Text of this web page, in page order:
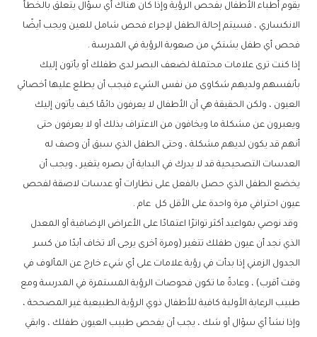
يقوم أطباء الأطفال بفحص الرؤية وإذا كان هناك أي سؤال يتعلق بالخطأ
الانكساري ، فسيتم إحالة الطفل لإجراء فحص شامل للعين ويجب أيضًا
فحص أي طفل يشتكي من صعوبة الرؤية في المدرسة .
إذا كنت ترى علامات محتملة لضعف البصر لدى طفلك أو يأتون إليك
بأنفسهم ولديهم شكاوى من نفس الشيء فيجب أن يطلع عليها أخصائي
العيون ، ولكن الحقيقة هي أن الأطفال لا يعرفون دائمًا كيف يأتون إليك
ويعبرون عن مشكلة ما ويخافون من الاعتراف بذلك أو لا يعرفون حتى
أنهم قد يكون لديهم مشكلة ، وحتى الطفل الذي سبق أن وصف له
العدسات التصحيحية قد لا يدرك في البداية أن بصره يتغير ، ويجب أن
يخضع الطفل الذي حصل بالفعل على نظارات أو عدسات لاصقة لفحص
عيون احترافي مرة واحدة على الأقل كل عام .
وقد نوصي بمواعيد أكثر تواترًا اعتمادًا على الأعراض الإضافية أو المعدل
الذي نجد أن عيون طفلك تتغير (ومرة أخرى يرجى ألا تخاف أبدًا من كسر
الجدول الزمني إذا بدأت في رؤية علامات على أي شيء خارج عن المألوف في
وقت أقرب) ، وعادةً ما تكون فحوصات الرؤية المستمرة في المدرسة ومع
طبيب الرعاية الأولية كافية للأطفال ذوي الرؤية الطبيعية غير المصححة ،
وإذا نشأ أي سؤال أو شك ، يجب أن يفحص طبيب العيون طفلك ، وابقي